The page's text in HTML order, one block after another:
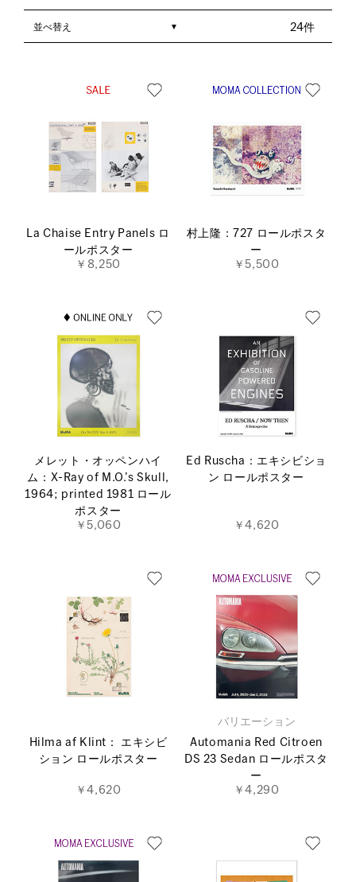
24件
並べ替え
La Chaise Entry Panels ロ
ールポスター
￥8,250
村上隆：727 ロールポスタ
ー
￥5,500
メレット・オッペンハイ
ム：X-Ray of M.O.’s Skull,
1964; printed 1981 ロール
ポスター
￥5,060
Ed Ruscha：エキシビショ
ン ロールポスター
￥4,620
Hilma af Klint： エキシビ
ション ロールポスター
￥4,620
バリエーション
Automania Red Citroen
DS 23 Sedan ロールポスタ
ー
￥4,290